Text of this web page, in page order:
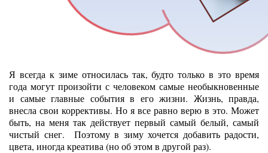
Я всегда к зиме относилась так, будто только в это время
года могут произойти с человеком самые необыкновенные
и самые главные события в его жизни. Жизнь, правда,
внесла свои коррективы. Но я все равно верю в это. Может
быть, на меня так действует первый самый белый, самый
чистый снег. Поэтому в зиму хочется добавить радости,
цвета, иногда креатива (но об этом в другой раз).